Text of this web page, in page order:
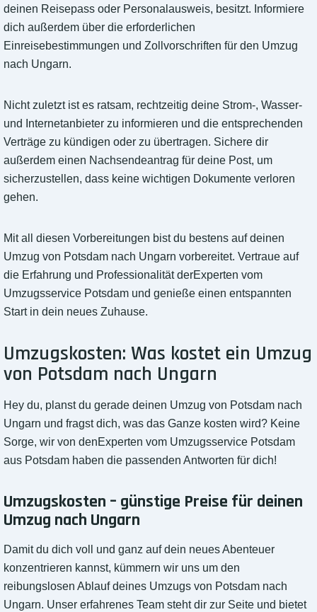
deinen Reisepass oder Personalausweis, besitzt. Informiere
dich außerdem über die erforderlichen
Einreisebestimmungen und Zollvorschriften für den Umzug
nach Ungarn.
Nicht zuletzt ist es ratsam, rechtzeitig deine Strom-, Wasser-
und Internetanbieter zu informieren und die entsprechenden
Verträge zu kündigen oder zu übertragen. Sichere dir
außerdem einen Nachsendeantrag für deine Post, um
sicherzustellen, dass keine wichtigen Dokumente verloren
gehen.
Mit all diesen Vorbereitungen bist du bestens auf deinen
Umzug von Potsdam nach Ungarn vorbereitet. Vertraue auf
die Erfahrung und Professionalität derExperten vom
Umzugsservice Potsdam und genieße einen entspannten
Start in dein neues Zuhause.
Umzugskosten: Was kostet ein Umzug
von Potsdam nach Ungarn
Hey du, planst du gerade deinen Umzug von Potsdam nach
Ungarn und fragst dich, was das Ganze kosten wird? Keine
Sorge, wir von denExperten vom Umzugsservice Potsdam
aus Potsdam haben die passenden Antworten für dich!
Umzugskosten – günstige Preise für deinen
Umzug nach Ungarn
Damit du dich voll und ganz auf dein neues Abenteuer
konzentrieren kannst, kümmern wir uns um den
reibungslosen Ablauf deines Umzugs von Potsdam nach
Ungarn. Unser erfahrenes Team steht dir zur Seite und bietet